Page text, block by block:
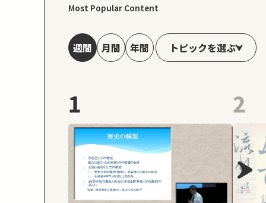
Most Popular Content
週間 月間 年間 トピックを選ぶ
1 2